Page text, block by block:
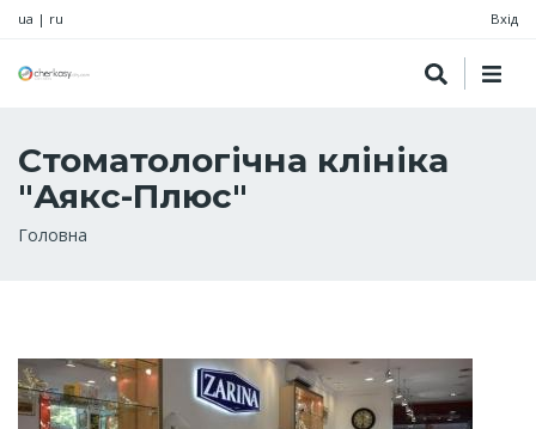
ua | ru Вхід
Стоматологічна клініка
"Аякс-Плюс"
Рядок
Головна